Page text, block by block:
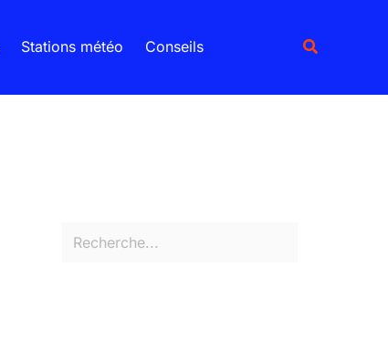
Stations météo Conseils
e